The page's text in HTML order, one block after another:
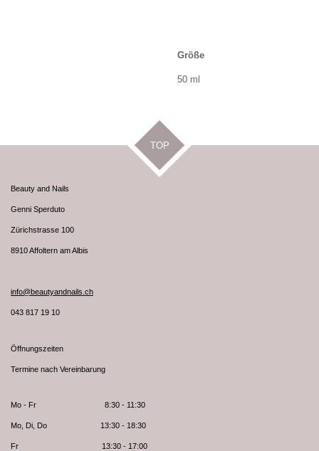
Größe
50 ml
TOP
Beauty and Nails
Genni Sperduto
Zürichstrasse 100
8910 Affoltern am Albis
info@beautyandnails.ch
043 817 19 10
Öffnungszeiten
Termine nach Vereinbarung
Mo - Fr 8:30 - 11:30
Mo, Di, Do 13:30 - 18:30
Fr 13:30 - 17:00